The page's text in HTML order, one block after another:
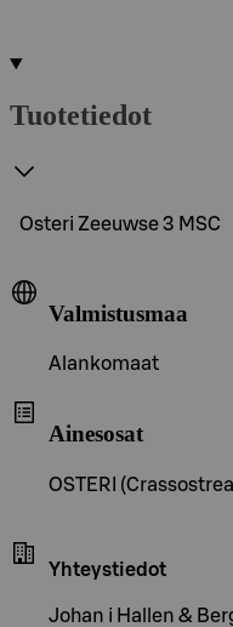
Tuotetiedot
Osteri Zeeuwse 3 MSC
Valmistusmaa
Alankomaat
Ainesosat
OSTERI
Yhteystiedot
Johan i Hallen &